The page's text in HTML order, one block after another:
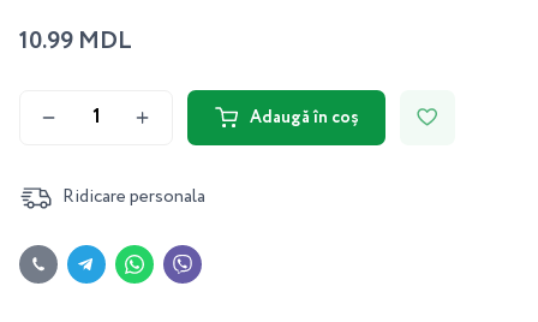
10.99 MDL
Adaugă în coș
Ridicare personala